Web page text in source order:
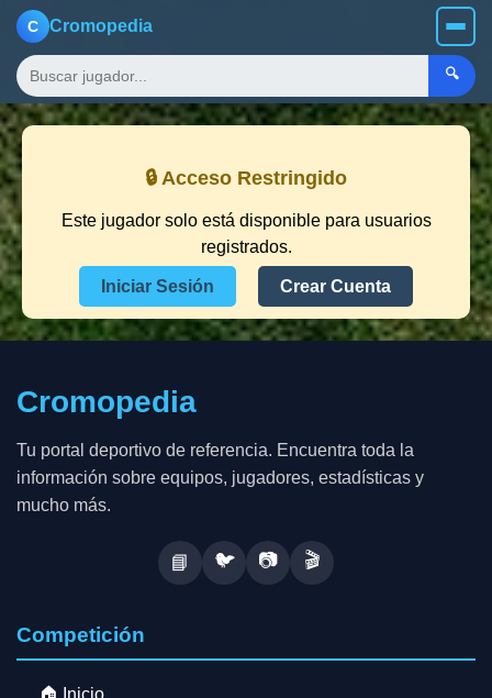
C Cromopedia
🔍
🔒 Acceso Restringido
Este jugador solo está disponible para usuarios
registrados.
Iniciar Sesión Crear Cuenta
Cromopedia
Tu portal deportivo de referencia. Encuentra toda la
información sobre equipos, jugadores, estadísticas y
mucho más.
📘 🐦 📷 🎬
Competición
🏠 Inicio